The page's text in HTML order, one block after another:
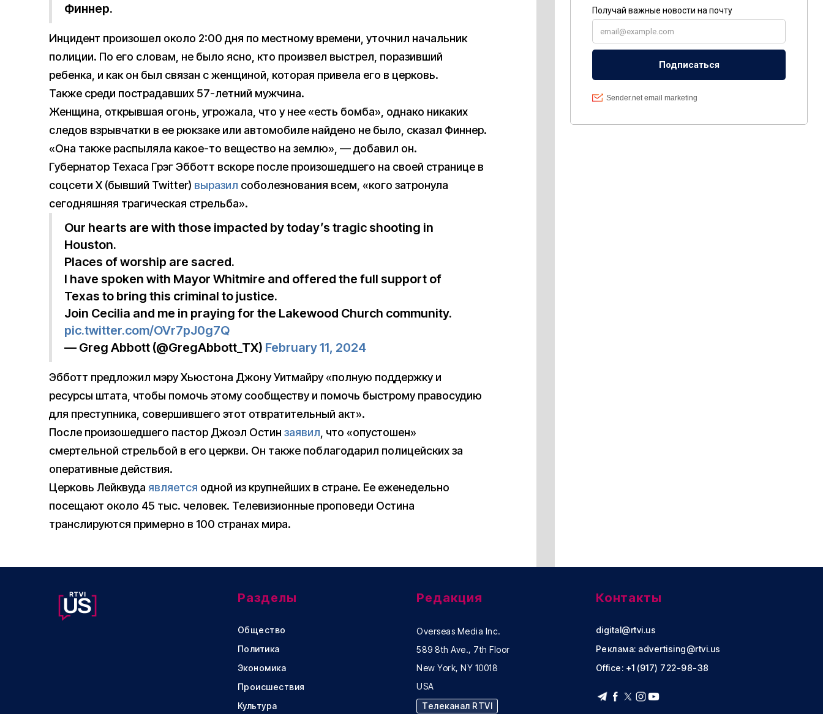
Финнер.
Инцидент произошел около 2:00 дня по местному времени, уточнил начальник
полиции. По его словам, не было ясно, кто произвел выстрел, поразивший
ребенка, и как он был связан с женщиной, которая привела его в церковь.
Также среди пострадавших 57-летний мужчина.
Женщина, открывшая огонь, угрожала, что у нее «есть бомба», однако никаких
следов взрывчатки в ее рюкзаке или автомобиле найдено не было, сказал Финнер.
«Она также распыляла какое-то вещество на землю», — добавил он.
Губернатор Техаса Грэг Эбботт вскоре после произошедшего на своей странице в
соцсети X (бывший Twitter) выразил соболезнования всем, «кого затронула
сегодняшняя трагическая стрельба».
Our hearts are with those impacted by today’s tragic shooting in
Houston.
Places of worship are sacred.
I have spoken with Mayor Whitmire and offered the full support of
Texas to bring this criminal to justice.
Join Cecilia and me in praying for the Lakewood Church community.
pic.twitter.com/OVr7pJ0g7Q
— Greg Abbott (@GregAbbott_TX) February 11, 2024
Эбботт предложил мэру Хьюстона Джону Уитмайру «полную поддержку и
ресурсы штата, чтобы помочь этому сообществу и помочь быстрому правосудию
для преступника, совершившего этот отвратительный акт».
После произошедшего пастор Джоэл Остин заявил, что «опустошен»
смертельной стрельбой в его церкви. Он также поблагодарил полицейских за
оперативные действия.
Церковь Лейквуда является одной из крупнейших в стране. Ее еженедельно
посещают около 45 тыс. человек. Телевизионные проповеди Остина
транслируются примерно в 100 странах мира.
Разделы
Общество
Политика
Экономика
Происшествия
Культура
Редакция
Overseas Media Inc.
589 8th Ave., 7th Floor
New York, NY 10018
USA
Телеканал RTVI
Контакты
digital@rtvi.us
Реклама: advertising@rtvi.us
Office: +1 (917) 722-98-38